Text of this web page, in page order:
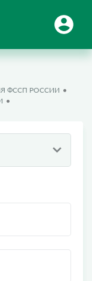
ФССП РОССИИ